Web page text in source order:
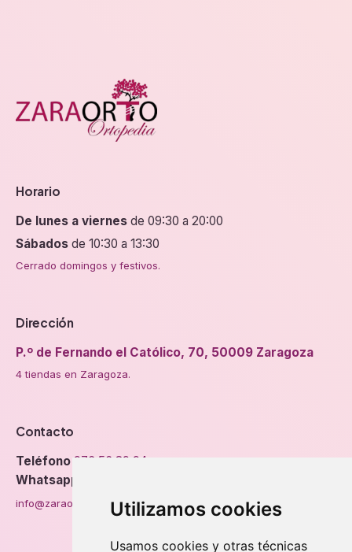
Utilizamos cookies
Usamos cookies y otras técnicas
Horario
De lunes a viernes de 09:30 a 20:00
Sábados de 10:30 a 13:30
Cerrado domingos y festivos.
Dirección
P.º de Fernando el Católico, 70, 50009 Zaragoza
4 tiendas en Zaragoza.
Contacto
Teléfono 976 56 89 94
Whatsapp
info@zaraorto.com